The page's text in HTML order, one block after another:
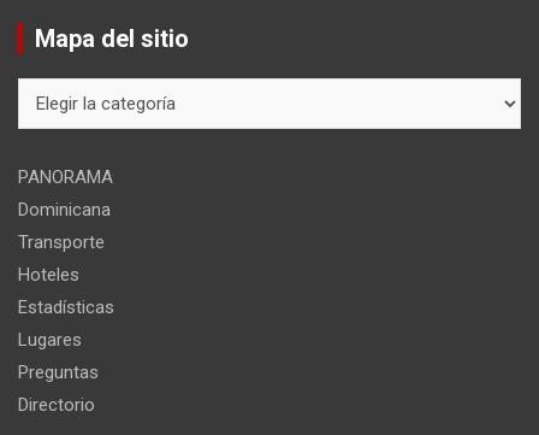
Mapa del sitio
del
PANORAMA
Dominicana
Transporte
Hoteles
Estadísticas
Lugares
Preguntas
Directorio